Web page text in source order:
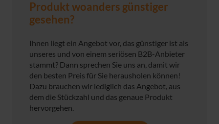
Produkt woanders günstiger
gesehen?
Ihnen liegt ein Angebot vor, das günstiger ist als
unseres und von einem seriösen B2B-Anbieter
stammt? Dann sprechen Sie uns an, damit wir
den besten Preis für Sie herausholen können!
Dazu brauchen wir lediglich das Angebot, aus
dem die Stückzahl und das genaue Produkt
hervorgehen.